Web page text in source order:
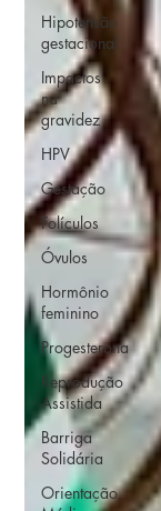
Hipotensão
gestacional
Impactos
na
gravidez
HPV
Gestação
Folículos
Óvulos
Hormônio
feminino
Progesterona
Reprodução
Assistida
Barriga
Solidária
Orientação